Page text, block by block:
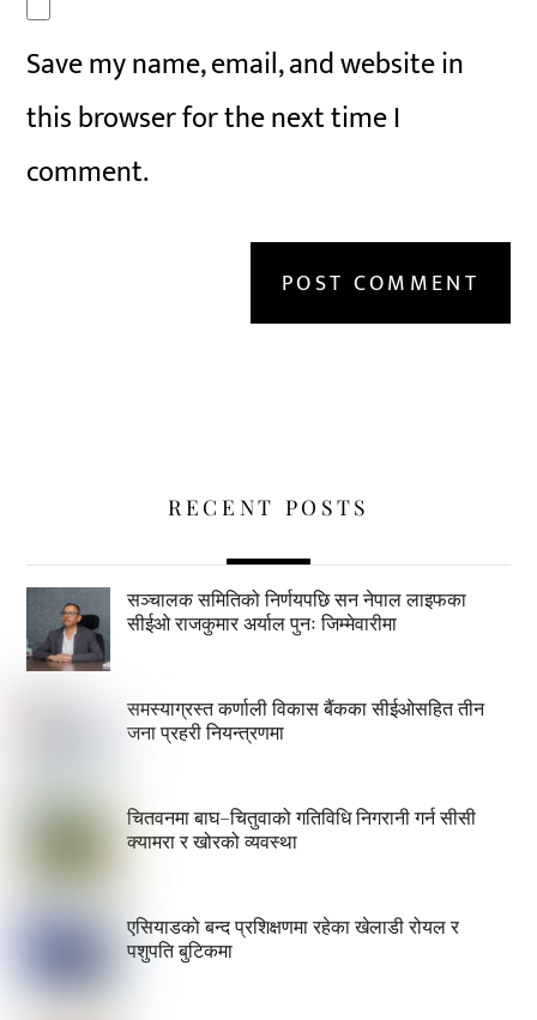
Save my name, email, and website in
this browser for the next time I
comment.
RECENT POSTS
सञ्चालक समितिको निर्णयपछि सन नेपाल लाइफका
सीईओ राजकुमार अर्याल पुनः जिम्मेवारीमा
समस्याग्रस्त कर्णाली विकास बैंकका सीईओसहित तीन
जना प्रहरी नियन्त्रणमा
चितवनमा बाघ–चितुवाको गतिविधि निगरानी गर्न सीसी
क्यामरा र खोरको व्यवस्था
एसियाडको बन्द प्रशिक्षणमा रहेका खेलाडी रोयल र
पशुपति बुटिकमा